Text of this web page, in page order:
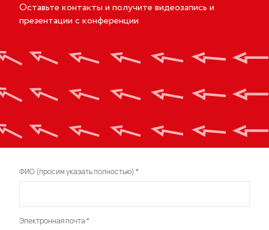
Оставьте контакты и получите видеозапись и
презентации с конференции
ФИО (просим указать полностью)*
Электронная почта*